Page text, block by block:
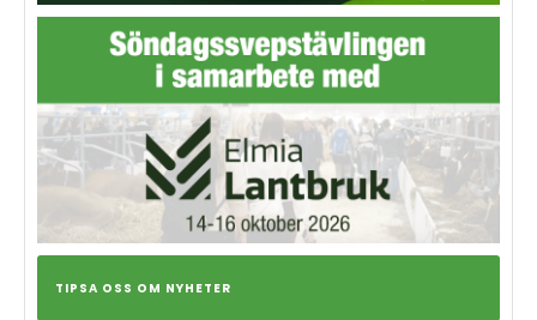
TIPSA OSS OM NYHETER